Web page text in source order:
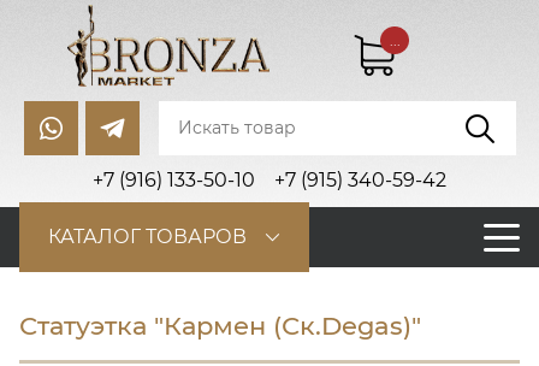
+7 (916) 133-50-10 +7 (915) 340-59-42
...
КАТАЛОГ ТОВАРОВ
Статуэтка "Кармен (Ск.Degas)"